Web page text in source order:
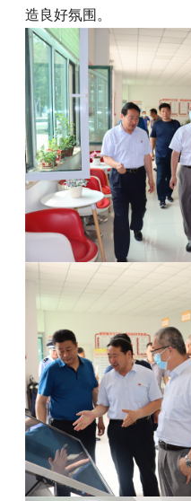
造良好氛围。